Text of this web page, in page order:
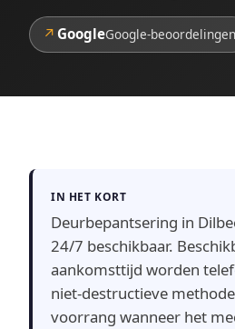
↗ GoogleGoogle-beoordelingen
IN HET KORT
Deurbepantsering in
24/7 beschikbaar.
aankomsttijd worden
niet-destructieve
voorrang wanneer het